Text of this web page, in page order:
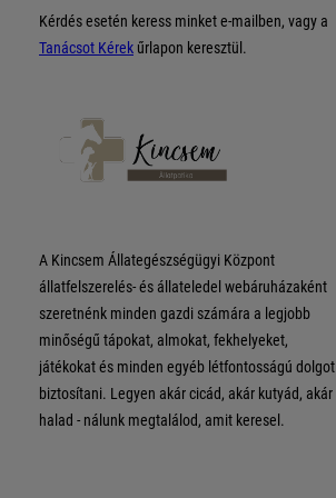
Kérdés esetén keress minket e-mailben, vagy a
Tanácsot Kérek űrlapon keresztül.
A Kincsem Állategészségügyi Központ
állatfelszerelés- és állateledel webáruházaként
szeretnénk minden gazdi számára a legjobb
minőségű tápokat, almokat, fekhelyeket,
játékokat és minden egyéb létfontosságú dolgot
biztosítani. Legyen akár cicád, akár kutyád, akár
halad - nálunk megtalálod, amit keresel.